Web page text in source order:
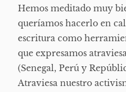
Hemos meditado muy
queríamos hacerlo en
escritura como
que expresamos
(Senegal, Perú y
Atraviesa nuestro